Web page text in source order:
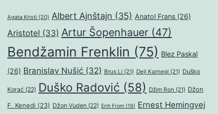
Agata Kristi (20) Albert Ajnštajn (35) Anatol Frans (26)
Aristotel (33) Artur Šopenhauer (47)
Bendžamin Frenklin (75) Blez Paskal
(26) Branislav Nušić (32) Brus Li (21) Dejl Karnegi (21) Duško
Korać (22) Duško Radović (58) Džim Ron (21) Džon
F. Kenedi (23) Džon Vuden (22) Erih From (19) Ernest Hemingvej